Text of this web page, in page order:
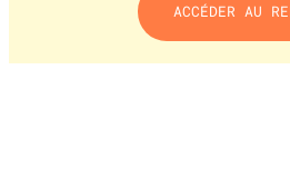
ACCÉDER AU